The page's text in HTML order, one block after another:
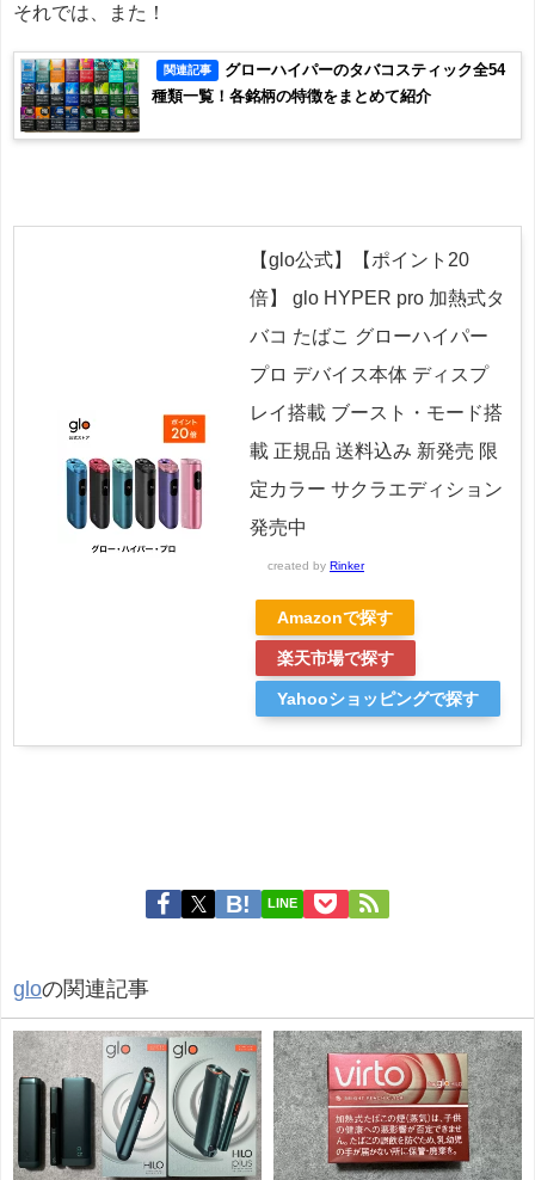
それでは、また！
関連記事
グローハイパーのタバコスティック全54
種類一覧！各銘柄の特徴をまとめて紹介
【glo公式】【ポイント20
倍】 glo HYPER pro 加熱式タ
バコ たばこ グローハイパー
プロ デバイス本体 ディスプ
レイ搭載 ブースト・モード搭
載 正規品 送料込み 新発売 限
定カラー サクラエディション
発売中
created by Rinker
Amazonで探す
楽天市場で探す
Yahooショッピングで探す
LINE
gloの関連記事